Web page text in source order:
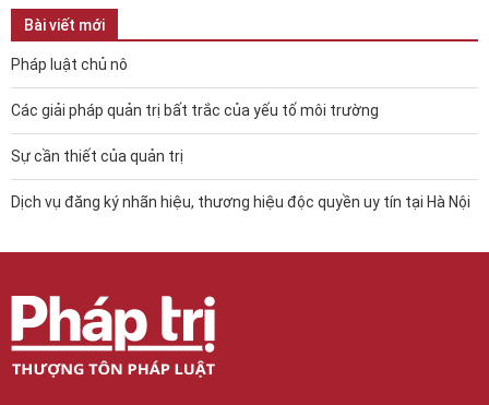
Bài viết mới
Pháp luật chủ nô
Các giải pháp quản trị bất trắc của yếu tố môi trường
Sự cần thiết của quản trị
Dịch vụ đăng ký nhãn hiệu, thương hiệu độc quyền uy tín tại Hà Nội